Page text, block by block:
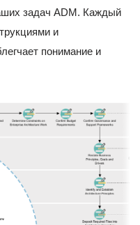
задач ADM. Каждый
и
понимание и